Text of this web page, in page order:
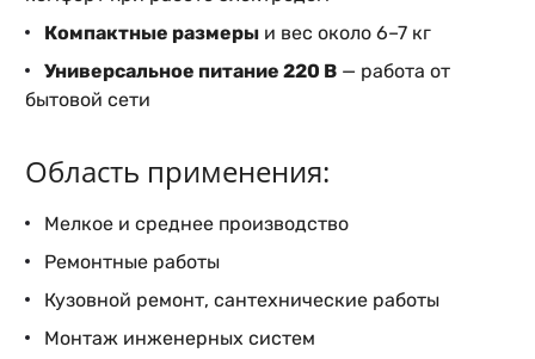
Компактные размеры и вес около 6–7 кг
Универсальное питание 220 В — работа от
бытовой сети
Область применения:
Мелкое и среднее производство
Ремонтные работы
Кузовной ремонт, сантехнические работы
Монтаж инженерных систем